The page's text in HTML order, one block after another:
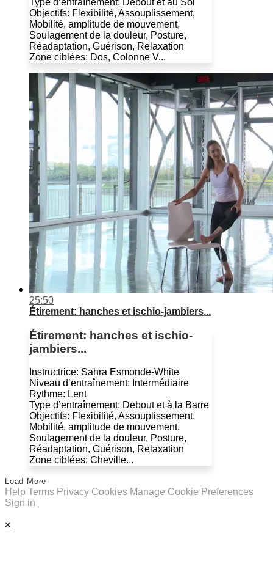
Type d’entraînement: Debout et au Sol
Objectifs: Flexibilité, Assouplissement,
Mobilité, amplitude de mouvement,
Soulagement de la douleur, Posture,
Réadaptation, Guérison, Relaxation
Zone ciblées: Dos, Colonne V...
25:50
Étirement: hanches et ischio-jambiers...
Étirement: hanches et ischio-
jambiers...
Instructrice: Sahra Esmonde-White
Niveau d’entraînement: Intermédiaire
Rythme: Lent
Type d’entraînement: Debout et à la Barre
Objectifs: Flexibilité, Assouplissement,
Mobilité, amplitude de mouvement,
Soulagement de la douleur, Posture,
Réadaptation, Guérison, Relaxation
Zone ciblées: Cheville...
Load More
Help Terms Privacy Cookies Manage Cookie Preferences
Sign in
×